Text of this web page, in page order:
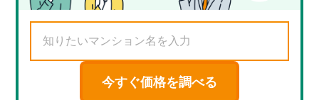
今すぐ価格を調べる